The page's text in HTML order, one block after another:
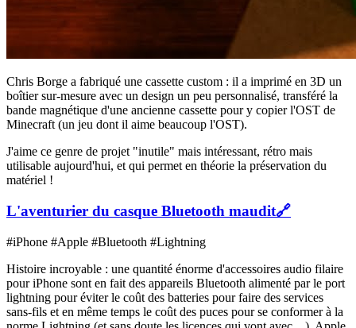
Chris Borge a fabriqué une cassette custom : il a imprimé en 3D un
boîtier sur-mesure avec un design un peu personnalisé, transféré la
bande magnétique d'une ancienne cassette pour y copier l'OST de
Minecraft (un jeu dont il aime beaucoup l'OST).
J'aime ce genre de projet "inutile" mais intéressant, rétro mais
utilisable aujourd'hui, et qui permet en théorie la préservation du
matériel !
L'aventurier du casque Bluetooth maudit🔗
#iPhone #Apple #Bluetooth #Lightning
Histoire incroyable : une quantité énorme d'accessoires audio filaire
pour iPhone sont en fait des appareils Bluetooth alimenté par le port
lightning pour éviter le coût des batteries pour faire des services
sans-fils et en même temps le coût des puces pour se conformer à la